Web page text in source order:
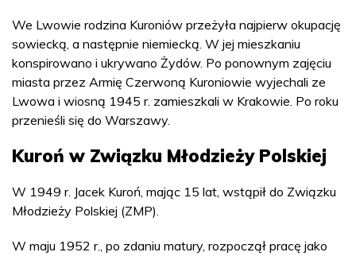
We Lwowie rodzina Kuroniów przeżyła najpierw okupację
sowiecką, a następnie niemiecką. W jej mieszkaniu
konspirowano i ukrywano Żydów. Po ponownym zajęciu
miasta przez Armię Czerwoną Kuroniowie wyjechali ze
Lwowa i wiosną 1945 r. zamieszkali w Krakowie. Po roku
przenieśli się do Warszawy.
Kuroń w Związku Młodzieży Polskiej
W 1949 r. Jacek Kuroń, mając 15 lat, wstąpił do Związku
Młodzieży Polskiej (ZMP).
W maju 1952 r., po zdaniu matury, rozpoczął pracę jako